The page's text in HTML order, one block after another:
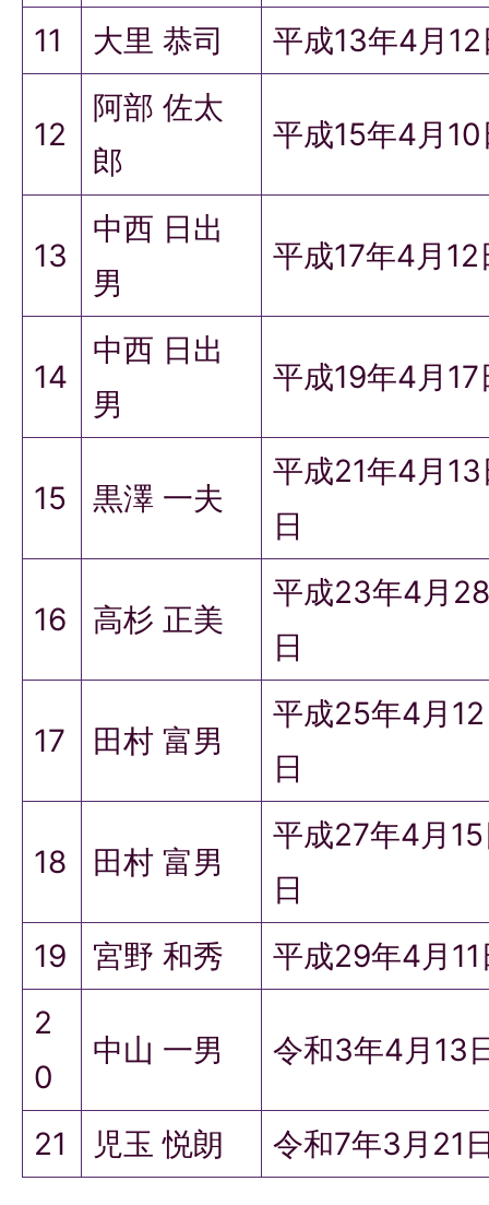
11 大里 恭司 平成13年4月
12
阿部 佐太
郎
平成15年4月
13
中西 日出
男
平成17年4月
14
中西 日出
男
平成19年4月
15 黒澤 一夫
平成21年4月
日
16 高杉 正美
平成23年4月
日
17 田村 富男
平成25年4月
日
18 田村 富男
平成27年4月
日
19
宮野 和秀
平成29年4月
2
0
中山 一男 令和3年4月13
21 児玉 悦朗 令和7年3月21